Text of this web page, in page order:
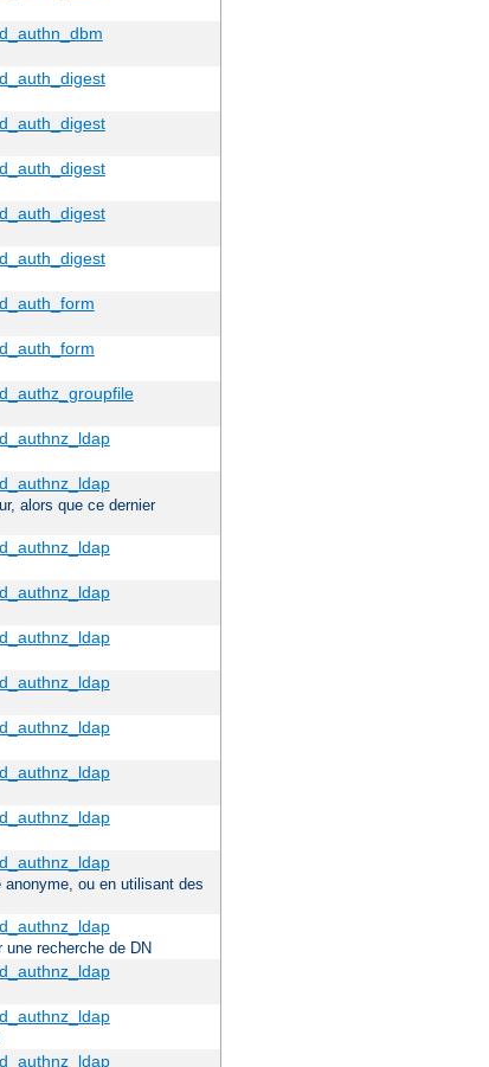
alors que ce dernier
ou en utilisant des
recherche de DN